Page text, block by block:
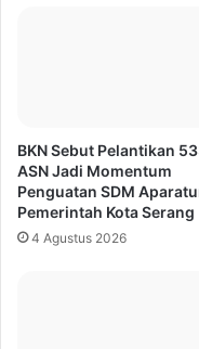
BKN Sebut Pelantikan
ASN Jadi Momentum
Penguatan SDM
Pemerintah Kota Serang
4 Agustus 2026